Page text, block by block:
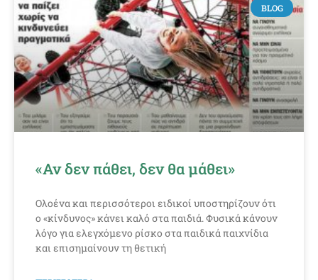
BLOG
«Αν δεν πάθει, δεν θα μάθει»
Ολοένα και περισσότεροι ειδικοί υποστηρίζουν ότι
ο «κίνδυνος» κάνει καλό στα παιδιά. Φυσικά κάνουν
λόγο για ελεγχόμενο ρίσκο στα παιδικά παιχνίδια
και επισημαίνουν τη θετική